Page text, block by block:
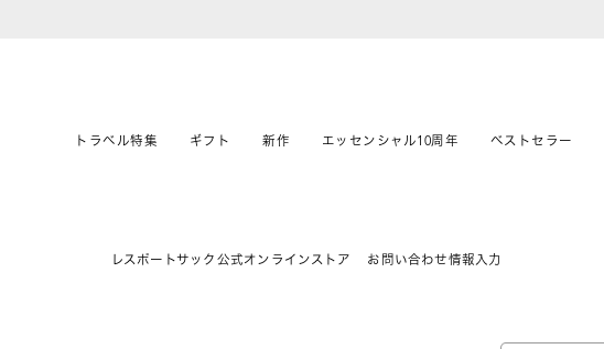
トラベル特集 ギフト 新作 エッセンシャル10周年 ベストセラー
レスポートサック公式オンラインストア お問い合わせ情報入力